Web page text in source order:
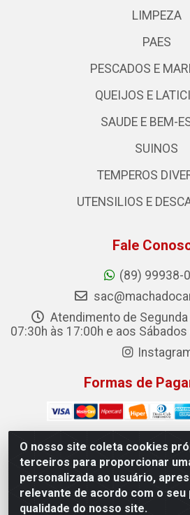
O nosso site coleta cookies
terceiros para proporcionar
personalizada ao usuário,
relevante de acordo com o
qualidade do nosso site.
LIMPEZA
PAES
PESCADOS E
QUEIJOS E
SAUDE E BEM-
SUINOS
TEMPEROS
UTENSILIOS E
Fale
(89) 99938-
Atendimento de
07:30h às 17:00h e aos
Formas de
Machado Carnes Distribuidora de
Logradouro: Avenida Candido Aleixo,
- CEP 64.500-000 -